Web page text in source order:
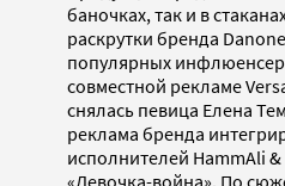
баночках, так и в
раскрутки бренда
популярных
совместной рекламе
снялась певица Елена
реклама бренда
исполнителей HammAli &